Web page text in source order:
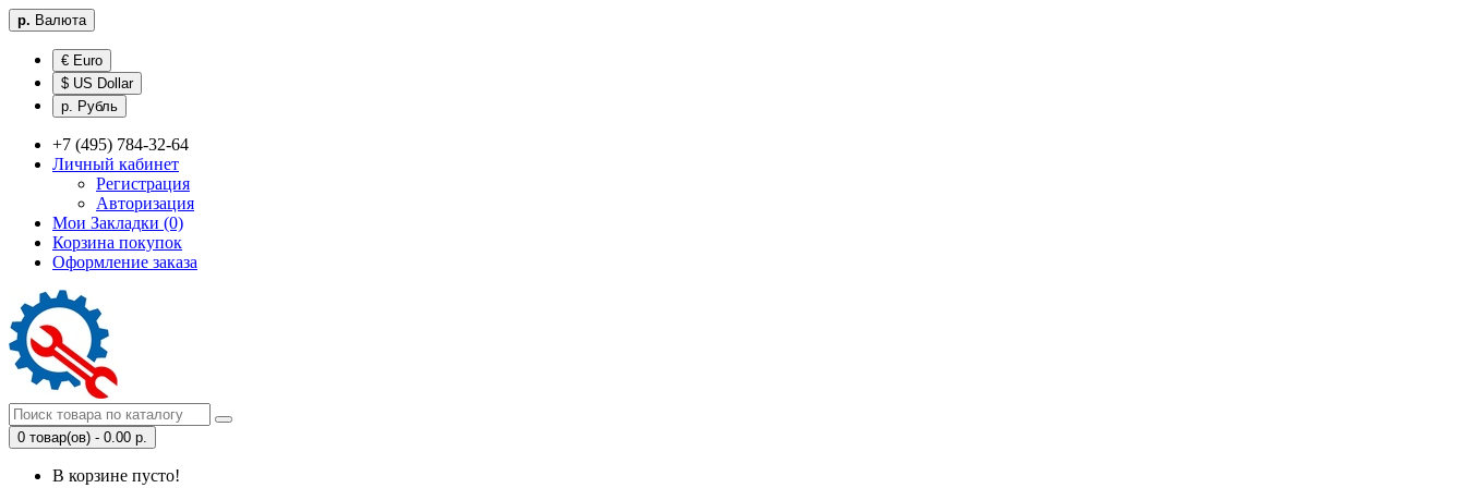
р. Валюта
€ Euro
$ US Dollar
р. Рубль
+7 (495) 784-32-64
Личный кабинет
Регистрация
Авторизация
Мои Закладки (0)
Корзина покупок
Оформление заказа
0 товар(ов) - 0.00 р.
В корзине пусто!